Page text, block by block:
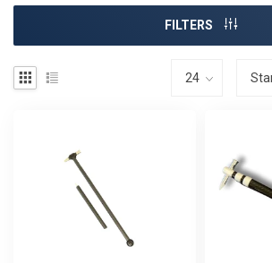
FILTERS